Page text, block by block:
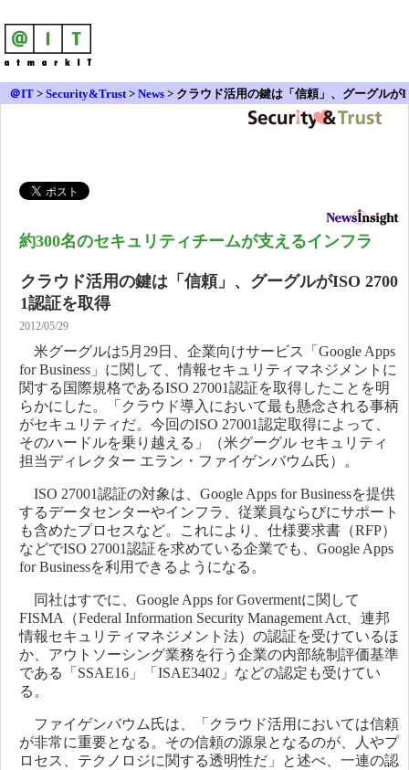
＠IT > Security&Trust> News > クラウド活用の鍵は「信頼」、グーグルがI
約300名のセキュリティチームが支えるインフラ
クラウド活用の鍵は「信頼」、グーグルがISO 2700
1認証を取得
2012/05/29
米グーグルは5月29日、企業向けサービス「Google Apps
for Business」に関して、情報セキュリティマネジメントに
関する国際規格であるISO 27001認証を取得したことを明
らかにした。「クラウド導入において最も懸念される事柄
がセキュリティだ。今回のISO 27001認定取得によって、
そのハードルを乗り越える」（米グーグル セキュリティ
担当ディレクター エラン・ファイゲンバウム氏）。
ISO 27001認証の対象は、Google Apps for Businessを提供
するデータセンターやインフラ、従業員ならびにサポート
も含めたプロセスなど。これにより、仕様要求書（RFP）
などでISO 27001認証を求めている企業でも、Google Apps
for Businessを利用できるようになる。
同社はすでに、Google Apps for Govermentに関して
FISMA（Federal Information Security Management Act、連邦
情報セキュリティマネジメント法）の認証を受けているほ
か、アウトソーシング業務を行う企業の内部統制評価基準
である「SSAE16」「ISAE3402」などの認定も受けてい
る。
ファイゲンバウム氏は、「クラウド活用においては信頼
が非常に重要となる。その信頼の源泉となるのが、人やプ
ロセス、テクノロジに関する透明性だ」と述べ、一連の認